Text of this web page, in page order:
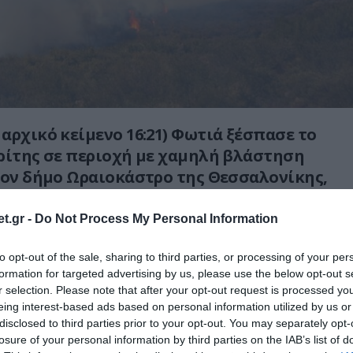
- Do Not Process My Personal Information
opt-out of the sale, sharing to third parties, or processing of your
for targeted advertising by us, please use the below opt-out
selection. Please note that after your opt-out request is processed
interest-based ads based on personal information utilized by us
to third parties prior to your opt-out. You may separately
of your personal information by third parties on the IAB’s list of
κείμενο 16:21) Φωτιά ξέσπασε το
σε περιοχή με χαμηλή βλάστηση
δήμο Ωραιοκάστρο της Θεσσαλονίκης,
31 οχήματα, ενώ από αέρος επιχειρούν